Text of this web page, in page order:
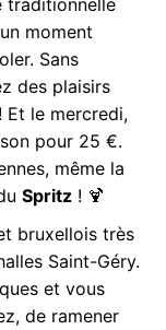
moment
Sans
des plaisirs
Et le mercredi,
pour 25 €.
même la
Spritz! 🍹
bruxellois très
Saint-Géry.
et vous
de ramener